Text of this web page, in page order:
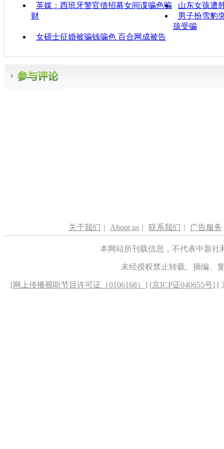
英媒：西班牙警官借招募女间谍骗色骗
财
山东女孩遭
男子扮雪豹
孩受骗
女硕士征婚被骗钱骗色 百合网成被告
关于我们 | About us | 联系我们 | 广告服务
本网站所刊载信息，不代表中新
未经授权禁止转载、摘编、
[网上传播视听节目许可证（0106168） ] [京ICP证040655号] [